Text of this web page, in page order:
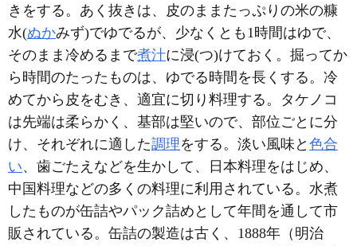
きをする。あく抜きは、皮のままたっぷりの米の糠
水(ぬかみず)でゆでるが、少なくとも1時間はゆで、
そのまま冷めるまで煮汁に浸(つ)けておく。掘ってか
ら時間のたったものは、ゆでる時間を長くする。冷
めてから皮をむき、適宜に切り料理する。タケノコ
は先端は柔らかく、基部は堅いので、部位ごとに分
け、それぞれに適した調理をする。淡い風味と 色合
い、歯ごたえなどを生かして、日本料理をはじめ、
中国料理などの多くの料理に利用されている。水煮
したものが缶詰やパック詰めとして年間を通して市
販されている。缶詰の製造は古く、1888年（明治